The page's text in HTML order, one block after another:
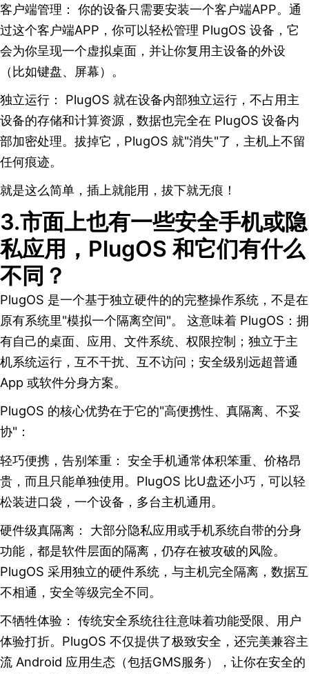
客户端管理： 你的设备只需要安装一个客户端APP。通
过这个客户端APP，你可以轻松管理 PlugOS 设备，它
会为你呈现一个虚拟桌面，并让你复用主设备的外设
（比如键盘、屏幕）。
独立运行： PlugOS 就在设备内部独立运行，不占用主
设备的存储和计算资源，数据也完全在 PlugOS 设备内
部加密处理。拔掉它，PlugOS 就"消失"了，主机上不留
任何痕迹。
就是这么简单，插上就能用，拔下就无痕！
3.市面上也有一些安全手机或隐
私应用，PlugOS 和它们有什么
不同？
PlugOS 是一个基于独立硬件的的完整操作系统，不是在
原有系统里"模拟一个隔离空间"。 这意味着 PlugOS：拥
有自己的桌面、应用、文件系统、权限控制；独立于主
机系统运行，互不干扰、互不访问；安全级别远超普通
App 或软件分身方案。
PlugOS 的核心优势在于它的"高便携性、真隔离、不妥
协"：
轻巧便携，告别笨重： 安全手机通常体积笨重、价格昂
贵，而且只能单独使用。PlugOS 比U盘还小巧，可以轻
松装进口袋，一个设备，多台主机通用。
硬件级真隔离： 大部分隐私应用或手机系统自带的分身
功能，都是软件层面的隔离，仍存在被攻破的风险。
PlugOS 采用独立的硬件系统，与主机完全隔离，数据互
不相通，安全等级完全不同。
不牺牲体验： 传统安全系统往往意味着功能受限、用户
体验打折。PlugOS 不仅提供了极致安全，还完美兼容主
流 Android 应用生态（包括GMS服务），让你在安全的